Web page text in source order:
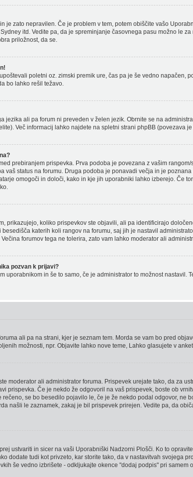
je zato nepravilen. Če je problem v tem, potem obiščite vašo
itd. Vedite pa, da je spreminjanje časovnega pasu možno le
priložnost, da se.
poletni oz. zimski premik ure, čas pa je še vedno napačen,
bo lahko rešil težavo.
jezika ali pa forum ni preveden v želen jezik. Obrnite se na
Več informacij lahko najdete na spletni strani phpBB (povezava
prebiranjem prispevka. Prva podoba je povezana z vašim
vaš status na forumu. Druga podoba je ponavadi večja in je
omogoči in določi, kako in kje jih uporabniki lahko izberejo. Če
prikazujejo, koliko prispevkov ste objavili, ali pa identificirajo
katerih koli rangov na forumu, saj jih je nastavil
forumov tega ne tolerira, zato vam lahko moderator ali
pozvan k prijavi?
in še to samo, če je administrator to možnost nastavil.
ali pa na strani, kjer je seznam tem. Morda se vam bo pred
možnosti, npr. Objavite lahko nove teme, Lahko glasujete v
moderator ali administrator foruma. Prispevek urejate tako, da za
prispevka. Če je nekdo že odgovoril na vaš prispevek, boste ob
se bo besedilo pojavilo le, če je že nekdo podal odgovor, ne
našli le zaznamek, zakaj je bil prispevek prirejen. Vedite pa, da
ustvariti in sicer na vaši Uporabniški Nadzorni Plošči. Ko to
dodate tudi kot privzeto, kar storite tako, da v nastavitvah svojega
še vedno izbrišete - odkljukajte okence "dodaj podpis" pri samem